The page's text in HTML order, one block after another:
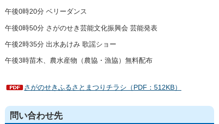
午後0時20分 ベリーダンス
午後0時50分 さがのせき芸能文化振興会 芸能発表
午後2時35分 出水あけみ 歌謡ショー
午後3時苗木、農水産物（農協・漁協）無料配布
さがのせきふるさとまつりチラシ（PDF：512KB）
問い合わせ先